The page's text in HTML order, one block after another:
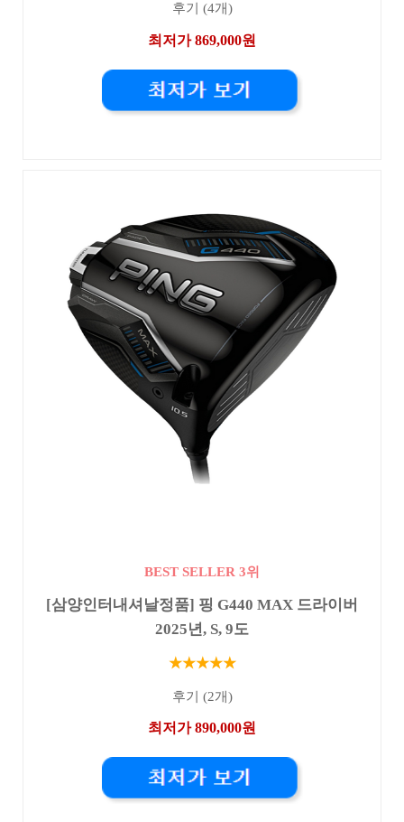
후기 (4개)
최저가 869,000원
BEST SELLER 3위
[삼양인터내셔날정품] 핑 G440 MAX 드라이버
2025년, S, 9도
★★★★★
후기 (2개)
최저가 890,000원